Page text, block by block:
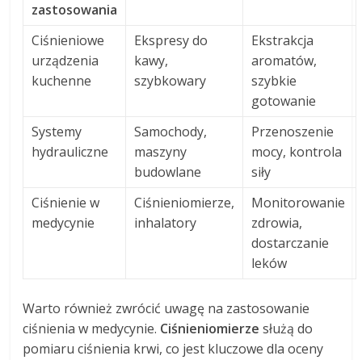
zastosowania
Ciśnieniowe
urządzenia
kuchenne
Ekspresy do
kawy,
szybkowary
Ekstrakcja
aromatów,
szybkie
gotowanie
Systemy
hydrauliczne
Samochody,
maszyny
budowlane
Przenoszenie
mocy, kontrola
siły
Ciśnienie w
medycynie
Ciśnieniomierze,
inhalatory
Monitorowanie
zdrowia,
dostarczanie
leków
Warto również zwrócić uwagę na zastosowanie
ciśnienia w medycynie. Ciśnieniomierze służą do
pomiaru ciśnienia krwi, co jest kluczowe dla oceny